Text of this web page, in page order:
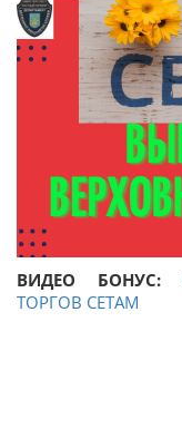
ВИДЕО БОНУС:
ТОРГОВ СЕТАМ